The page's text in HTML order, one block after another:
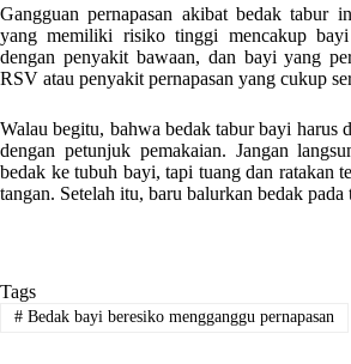
Gangguan pernapasan akibat bedak tabur
yang memiliki risiko tinggi mencakup
dengan penyakit bawaan, dan bayi yang
RSV atau penyakit pernapasan yang cukup
Walau begitu, bahwa bedak tabur bayi harus
dengan petunjuk pemakaian. Jangan
bedak ke tubuh bayi, tapi tuang dan ratakan
tangan. Setelah itu, baru balurkan bedak pada
Tags
#Bedak bayi beresiko mengganggu pernapasan